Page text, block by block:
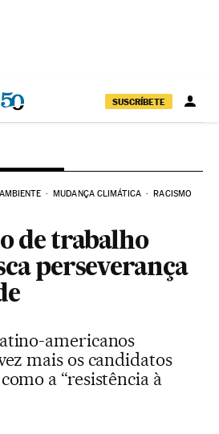
SUSCRÍBETE
MUDANÇA CLIMÁTICA RACISMO
de trabalho
perseverança
americanos
mais os candidatos
a “resistência à